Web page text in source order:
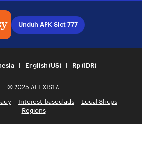
Unduh APK Slot 777
| English (US) | Rp (IDR)
© 2025 ALEXIS17.
Interest-based ads
Local Shops
Regions